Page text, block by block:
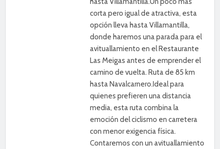
corta pero igual de atractiva, esta
opción lleva hasta Villamantilla,
donde haremos una parada para el
avituallamiento en el Restaurante
Las Meigas antes de emprender el
camino de vuelta. Ruta de 85 km
hasta Navalcarnero.Ideal para
quienes prefieren una distancia
media, esta ruta combina la
emoción del ciclismo en carretera
con menor exigencia física.
Contaremos con un avituallamiento